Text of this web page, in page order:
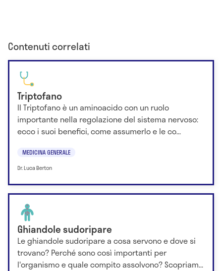
Contenuti correlati
Triptofano
Il Triptofano è un aminoacido con un ruolo
importante nella regolazione del sistema nervoso:
ecco i suoi benefici, come assumerlo e le co...
MEDICINA GENERALE
Dr. Luca Berton
Ghiandole sudoripare
Le ghiandole sudoripare a cosa servono e dove si
trovano? Perché sono così importanti per
l'organismo e quale compito assolvono? Scopriam...